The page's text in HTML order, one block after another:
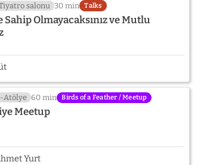
salonu 30 min Talks
Sahip Olmayacaksınız ve Mutlu
Atölye 60 min Birds of a Feather / Meetup
Meetup
Yurt